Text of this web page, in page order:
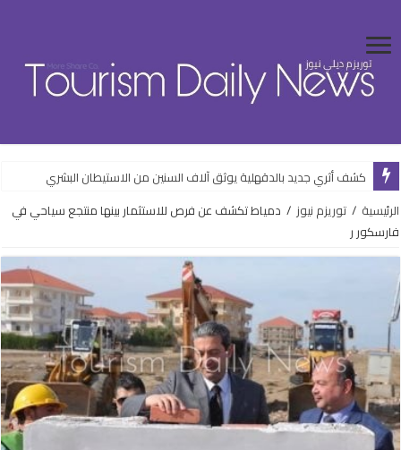
كشف أثري جديد بالدقهلية يوثق آلاف السنين من الاستيطان البشري
الرئيسية / توريزم نيوز / دمياط تكشف عن فرص للاستثمار بينها منتجع سياحي في
فارسكور ر